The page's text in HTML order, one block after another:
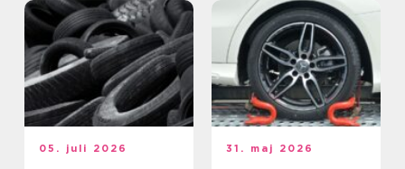
05. juli 2026 31. maj 2026